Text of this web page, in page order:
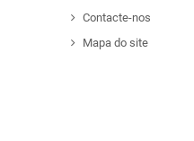
Contacte-nos
Mapa do site